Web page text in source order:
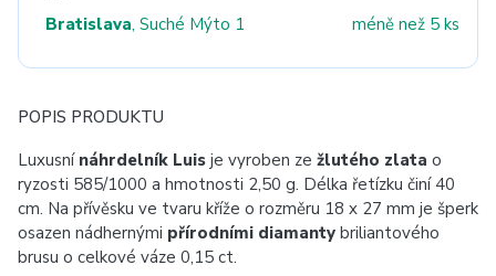
Bratislava, Suché Mýto 1 méně než 5 ks
POPIS PRODUKTU
Luxusní náhrdelník Luis je vyroben ze žlutého zlata o
ryzosti 585/1000 a hmotnosti 2,50 g. Délka řetízku činí 40
cm. Na přívěsku ve tvaru kříže o rozměru 18 x 27 mm je šperk
osazen nádhernými přírodními diamanty briliantového
brusu o celkové váze 0,15 ct.